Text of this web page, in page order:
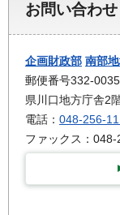
お問い合わせ
企画財政部 南部
郵便番号332-
県川口地方庁舎2
電話： 048-256-
ファックス：